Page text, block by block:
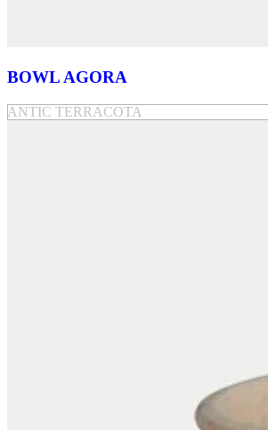
BOWL AGORA
ANTIC TERRACOTA